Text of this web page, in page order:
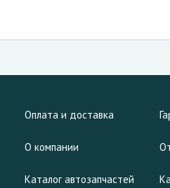
Оплата и доставка
О компании
Каталог автозапчастей